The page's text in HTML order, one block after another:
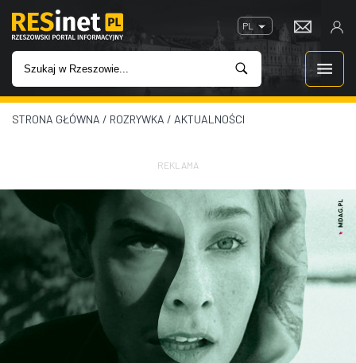
PL
WIADOMOŚCI
IMPREZY
ROZRYWKA
W KINACH
STRONA GŁÓWNA / ROZRYWKA / AKTUALNOŚCI
REKLAMA